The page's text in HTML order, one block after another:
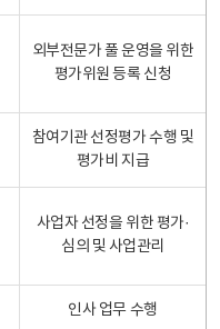
외부전문가 풀 운영을 위한
평가위원 등록 신청
참여기관 선정평가 수행 및
평가비 지급
사업자 선정을 위한 평가·
심의 및 사업관리
인사 업무 수행